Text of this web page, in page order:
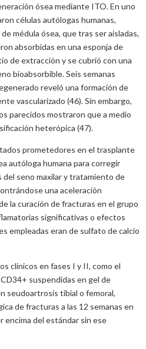
ósea mediante ITO. En uno
células autólogas humanas,
médula ósea, que tras ser aisladas,
absorbidas en una esponja de
de extracción y se cubrió con una
bioabsorbible. Seis semanas
reveló una formación de
vascularizado (46). Sin embargo,
parecidos mostraron que a medio
heterópica (47).
prometedores en el trasplante
autóloga humana para corregir
seno maxilar y tratamiento de
una aceleración
la curación de fracturas en el grupo
significativas o efectos
empleadas eran de sulfato de calcio
clínicos en fases I y II, como el
suspendidas en gel de
seudoartrosis tibial o femoral,
de fracturas a las 12 semanas en
encima del estándar sin ese